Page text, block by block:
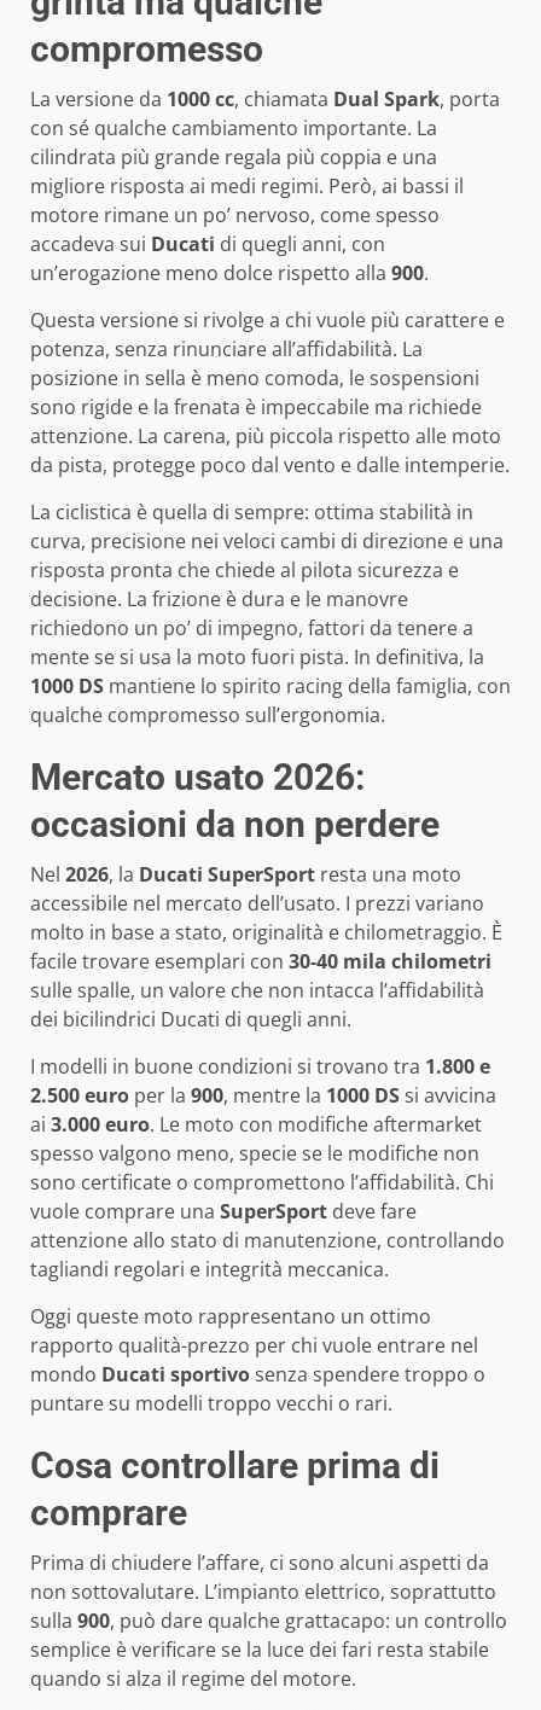
compromesso
La versione da 1000 cc, chiamata Dual Spark, porta
con sé qualche cambiamento importante. La
cilindrata più grande regala più coppia e una
migliore risposta ai medi regimi. Però, ai bassi il
motore rimane un po’ nervoso, come spesso
accadeva sui Ducati di quegli anni, con
un’erogazione meno dolce rispetto alla 900.
Questa versione si rivolge a chi vuole più carattere e
potenza, senza rinunciare all’affidabilità. La
posizione in sella è meno comoda, le sospensioni
sono rigide e la frenata è impeccabile ma richiede
attenzione. La carena, più piccola rispetto alle moto
da pista, protegge poco dal vento e dalle intemperie.
La ciclistica è quella di sempre: ottima stabilità in
curva, precisione nei veloci cambi di direzione e una
risposta pronta che chiede al pilota sicurezza e
decisione. La frizione è dura e le manovre
richiedono un po’ di impegno, fattori da tenere a
mente se si usa la moto fuori pista. In definitiva, la
1000 DS mantiene lo spirito racing della famiglia, con
qualche compromesso sull’ergonomia.
Mercato usato 2026:
occasioni da non perdere
Nel 2026, la Ducati SuperSport resta una moto
accessibile nel mercato dell’usato. I prezzi variano
molto in base a stato, originalità e chilometraggio. È
facile trovare esemplari con 30-40 mila chilometri
sulle spalle, un valore che non intacca l’affidabilità
dei bicilindrici Ducati di quegli anni.
I modelli in buone condizioni si trovano tra 1.800 e
2.500 euro per la 900, mentre la 1000 DSsi avvicina
ai 3.000 euro. Le moto con modifiche aftermarket
spesso valgono meno, specie se le modifiche non
sono certificate o compromettono l’affidabilità. Chi
vuole comprare una SuperSport deve fare
attenzione allo stato di manutenzione, controllando
tagliandi regolari e integrità meccanica.
Oggi queste moto rappresentano un ottimo
rapporto qualità-prezzo per chi vuole entrare nel
mondo Ducati sportivosenza spendere troppo o
puntare su modelli troppo vecchi o rari.
Cosa controllare prima di
comprare
Prima di chiudere l’affare, ci sono alcuni aspetti da
non sottovalutare. L’impianto elettrico, soprattutto
sulla 900, può dare qualche grattacapo: un controllo
semplice è verificare se la luce dei fari resta stabile
quando si alza il regime del motore.